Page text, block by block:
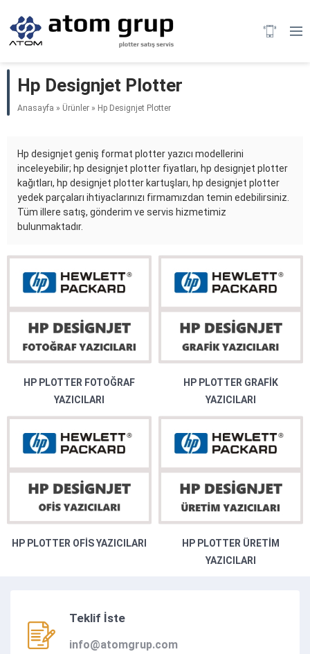
Hp Designjet Plotter
Anasayfa » Ürünler » Hp Designjet Plotter
Hp designjet geniş format plotter yazıcı modellerini
inceleyebilir; hp designjet plotter fiyatları, hp designjet plotter
kağıtları, hp designjet plotter kartuşları, hp designjet plotter
yedek parçaları ihtiyaclarınızı firmamızdan temin edebilirsiniz.
Tüm illere satış, gönderim ve servis hizmetimiz
bulunmaktadır.
HP PLOTTER FOTOĞRAF
YAZICILARI
HP PLOTTER GRAFIK
YAZICILARI
HP PLOTTER OFIS YAZICILARI
HP PLOTTER ÜRETIM
YAZICILARI
Teklif İste
info@atomgrup.com